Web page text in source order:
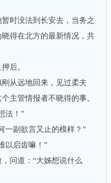
时没法到长安去，当务之
得在北方的最新情况，共
后。
从远地回来，见过柔夫
主管情报者不晓得的事。
法！”
副欲言又止的模样？”
启齿嘛！”
问道：“大姊想说什么